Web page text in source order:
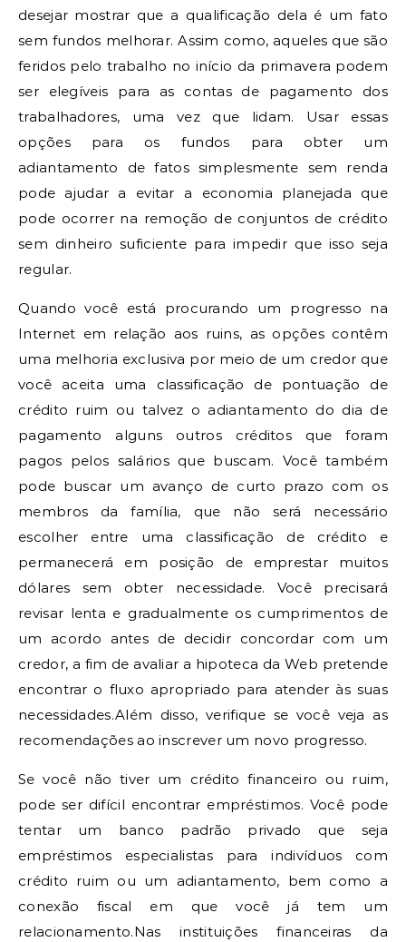
desejar mostrar que a qualificação dela é um fato
sem fundos melhorar. Assim como, aqueles que são
feridos pelo trabalho no início da primavera podem
ser elegíveis para as contas de pagamento dos
trabalhadores, uma vez que lidam. Usar essas
opções para os fundos para obter um
adiantamento de fatos simplesmente sem renda
pode ajudar a evitar a economia planejada que
pode ocorrer na remoção de conjuntos de crédito
sem dinheiro suficiente para impedir que isso seja
regular.
Quando você está procurando um progresso na
Internet em relação aos ruins, as opções contêm
uma melhoria exclusiva por meio de um credor que
você aceita uma classificação de pontuação de
crédito ruim ou talvez o adiantamento do dia de
pagamento alguns outros créditos que foram
pagos pelos salários que buscam. Você também
pode buscar um avanço de curto prazo com os
membros da família, que não será necessário
escolher entre uma classificação de crédito e
permanecerá em posição de emprestar muitos
dólares sem obter necessidade. Você precisará
revisar lenta e gradualmente os cumprimentos de
um acordo antes de decidir concordar com um
credor, a fim de avaliar a hipoteca da Web pretende
encontrar o fluxo apropriado para atender às suas
necessidades.Além disso, verifique se você veja as
recomendações ao inscrever um novo progresso.
Se você não tiver um crédito financeiro ou ruim,
pode ser difícil encontrar empréstimos. Você pode
tentar um banco padrão privado que seja
empréstimos especialistas para indivíduos com
crédito ruim ou um adiantamento, bem como a
conexão fiscal em que você já tem um
relacionamento.Nas instituições financeiras da